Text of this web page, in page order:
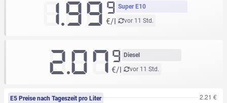
Super E10
vor 11 Std.
1.99 9
€/l
Diesel
vor 11 Std.
2.079
€/l
E5 Preise nach Tageszeit pro Liter